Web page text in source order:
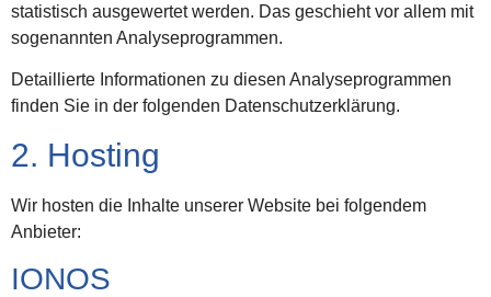
statistisch ausgewertet werden. Das geschieht vor allem mit
sogenannten Analyseprogrammen.
Detaillierte Informationen zu diesen Analyseprogrammen
finden Sie in der folgenden Datenschutzerklärung.
2. Hosting
Wir hosten die Inhalte unserer Website bei folgendem
Anbieter:
IONOS